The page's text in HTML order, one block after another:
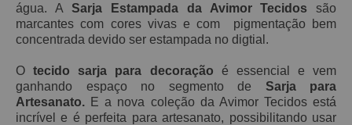
água. ASarja Estampada da Avimor Tecidos são
marcantes com cores vivas e com pigmentação bem
concentrada devido ser estampada no digtial.
Otecido sarja para decoração é essencial e vem
ganhando espaço no segmento de Sarja para
Artesanato. E a nova coleção da Avimor Tecidos está
incrível e é perfeita para artesanato, possibilitando usar